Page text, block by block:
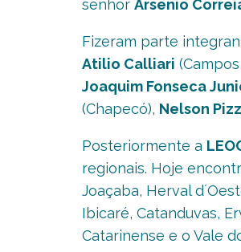
senhor Arsenio
Fizeram parte
Atilio Calliari
Joaquim Fonseca
(Chapecó), Nelson
Posteriormente a
regionais. Hoje
Joaçaba, Herval
Ibicaré, Catanduvas,
Catarinense e o Vale